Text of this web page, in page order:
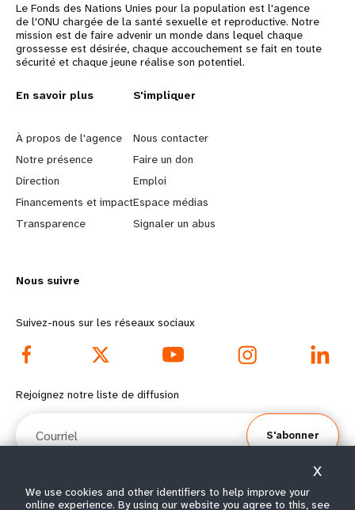
Le Fonds des Nations Unies pour la population est l'agence
de l'ONU chargée de la santé sexuelle et reproductive. Notre
mission est de faire advenir un monde dans lequel chaque
grossesse est désirée, chaque accouchement se fait en toute
sécurité et chaque jeune réalise son potentiel.
L
e
a
r
n
o
r
e
f
o
t
En savoir plus
À propos de l'agence
Notre présence
Direction
Financements et impact
Transparence
G
o
b
e
y
d
o
t
e
S'impliquer
Nous contacter
Faire un don
Emploi
Espace médias
Signaler un abus
Nous suivre
Suivez-nous sur les réseaux sociaux
Rejoignez notre liste de diffusion
S'abonner
We use cookies and other identifiers to help improve your
online experience. By using our website you agree to this, see
X